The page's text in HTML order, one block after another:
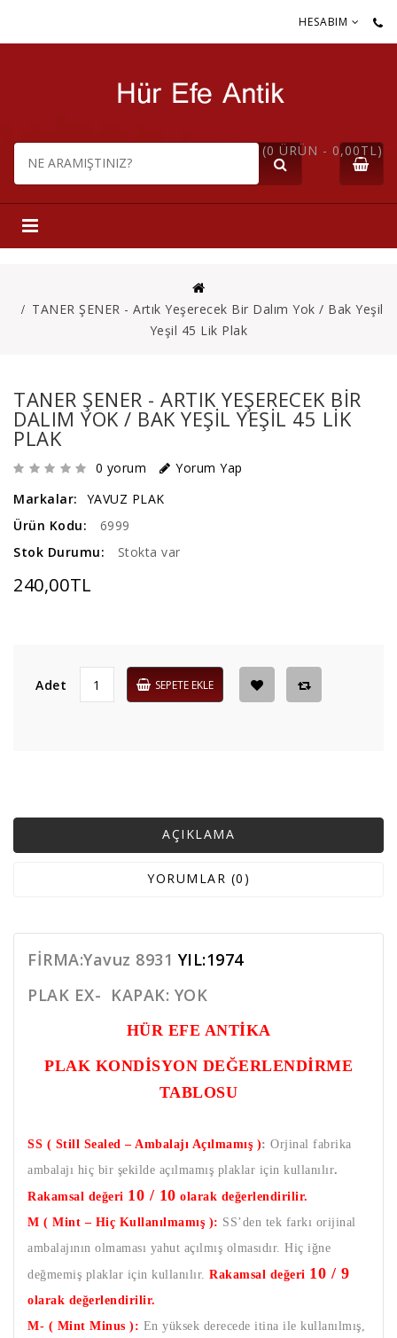
HESABIM
(0 ÜRÜN - 0,00TL)
TANER ŞENER - Artık Yeşerecek Bir Dalım Yok / Bak Yeşil
Yeşil 45 Lik Plak
TANER ŞENER - ARTIK YEŞERECEK BIR
DALIM YOK / BAK YEŞIL YEŞIL 45 LIK
PLAK
0 yorum
Yorum Yap
Markalar:
YAVUZ PLAK
Ürün Kodu:
6999
Stok Durumu:
Stokta var
240,00TL
Adet SEPETE EKLE
AÇIKLAMA
YORUMLAR (0)
FİRMA:Yavuz 8931 YIL:1974
PLAK EX- KAPAK: YOK
HÜR EFE ANTİKA
PLAK KONDİSYON DEĞERLENDİRME
TABLOSU
SS ( Still Sealed – Ambalajı Açılmamış ): Orjinal fabrika
ambalajı hiç bir şekilde açılmamış plaklar için kullanılır.
Rakamsal değeri 10 / 10 olarak değerlendirilir.
M ( Mint – Hiç Kullanılmamış ): SS’den tek farkı orijinal
ambalajının olmaması yahut açılmış olmasıdır. Hiç iğne
değmemiş plaklar için kullanılır. Rakamsal değeri 10 / 9
olarak değerlendirilir.
M- ( Mint Minus ): En yüksek derecede itina ile kullanılmış,